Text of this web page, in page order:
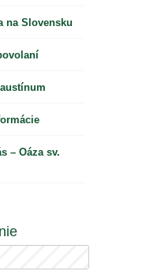
na Slovensku
– Oáza sv.